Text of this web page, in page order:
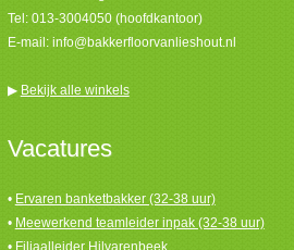
Tel: 013-3004050 (hoofdkantoor)
E-mail: info@bakkerfloorvanlieshout.nl
▶ Bekijk alle winkels
Vacatures
• Ervaren banketbakker (32-38 uur)
• Meewerkend teamleider inpak (32-38 uur)